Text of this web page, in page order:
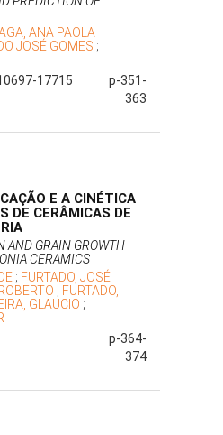
ANA PAOLA
JOSÉ GOMES ;
17715
p-351-
363
E A CINÉTICA
DE CERÂMICAS DE
AND GRAIN GROWTH
CERAMICS
; FURTADO, JOSÉ
; FURTADO,
GLAUCIO ;
p-364-
374